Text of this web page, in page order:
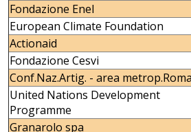
Fondazione Enel
European Climate Foundation
Actionaid
Fondazione Cesvi
Conf.Naz.Artig. - area metrop.Roma
United Nations Development
Programme
Granarolo spa